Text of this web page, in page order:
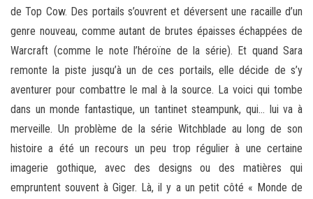
de Top Cow. Des portails s’ouvrent et déversent une racaille d’un
genre nouveau, comme autant de brutes épaisses échappées de
Warcraft (comme le note l’héroïne de la série). Et quand Sara
remonte la piste jusqu’à un de ces portails, elle décide de s’y
aventurer pour combattre le mal à la source. La voici qui tombe
dans un monde fantastique, un tantinet steampunk, qui… lui va à
merveille. Un problème de la série Witchblade au long de son
histoire a été un recours un peu trop régulier à une certaine
imagerie gothique, avec des designs ou des matières qui
empruntent souvent à Giger. Là, il y a un petit côté « Monde de